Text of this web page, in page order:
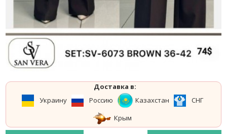
Доставка в:
Украину
Россию Казахстан
СНГ
Крым